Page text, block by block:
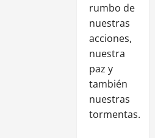
rumbo de
nuestras
acciones,
nuestra
paz y
también
nuestras
tormentas.